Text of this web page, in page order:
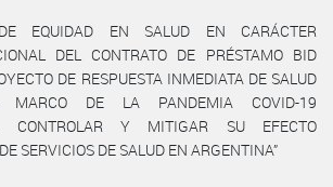
EQUIDAD EN SALUD EN CARÁCTER
DEL CONTRATO DE PRÉSTAMO BID
DE RESPUESTA INMEDIATA DE SALUD
DE LA PANDEMIA COVID-19
CONTROLAR Y MITIGAR SU EFECTO
SERVICIOS DE SALUD EN ARGENTINA”